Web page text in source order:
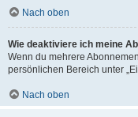
Nach oben
Wie deaktiviere ich meine
Wenn du mehrere
persönlichen Bereich unter
Nach oben